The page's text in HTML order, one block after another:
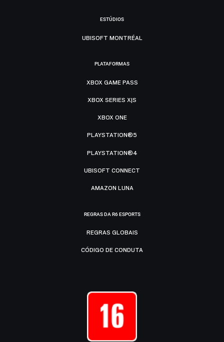
ESTÚDIOS
UBISOFT MONTRÉAL
PLATAFORMAS
XBOX GAME PASS
XBOX SERIES X|S
XBOX ONE
PLAYSTATION®5
PLAYSTATION®4
UBISOFT CONNECT
AMAZON LUNA
REGRAS DA R6 ESPORTS
REGRAS GLOBAIS
CÓDIGO DE CONDUTA